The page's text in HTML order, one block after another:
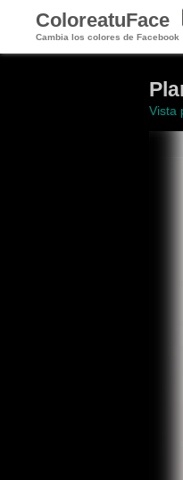
ColoreatuFace
Cambia los colores de Facebook
Vista